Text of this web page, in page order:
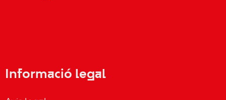
Informació legal